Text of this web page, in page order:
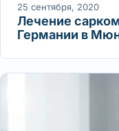
25 сентября, 2020
Лечение
Германии в